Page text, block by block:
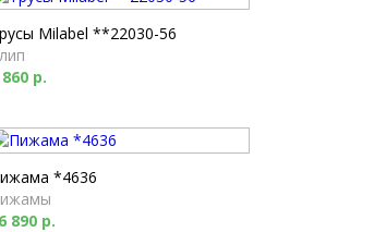
Milabel **22030-56
р.
*4636
890 р.